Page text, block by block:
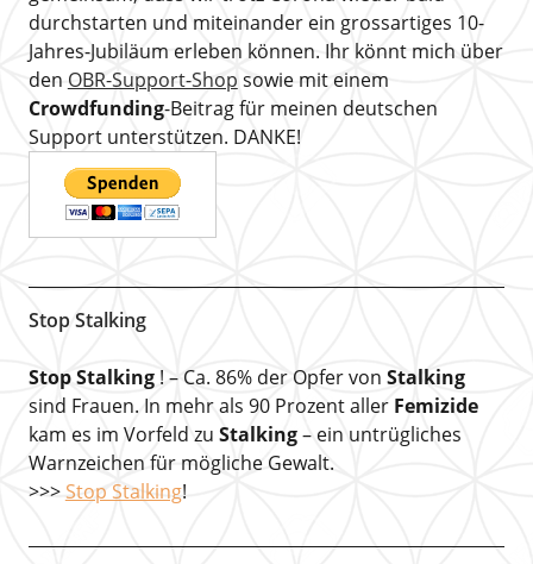
durchstarten und miteinander ein grossartiges 10-
Jahres-Jubiläum erleben können. Ihr könnt mich über
den OBR-Support-Shop sowie mit einem
Crowdfunding-Beitrag für meinen deutschen
Support unterstützen. DANKE!
Stop Stalking
Stop Stalking! – Ca. 86% der Opfer von Stalking
sind Frauen. In mehr als 90 Prozent aller Femizide
kam es im Vorfeld zu Stalking– ein untrügliches
Warnzeichen für mögliche Gewalt.
>>>Stop Stalking!